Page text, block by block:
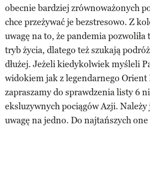
obecnie bardziej zrównoważonych
chce przeżywać je bezstresowo. Z
uwagę na to, że pandemia
tryb życia, dlatego też szukają
dłużej. Jeżeli kiedykolwiek myśleli
widokiem jak z legendarnego Orient
zapraszamy do sprawdzenia listy 6
eksluzywnych pociągów Azji.
uwagę na jedno. Do najtańszych